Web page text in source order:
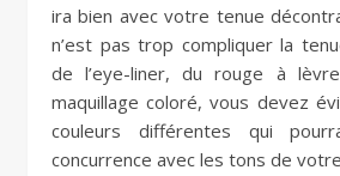
ira bien avec votre tenue
n’est pas trop compliquer la
de l’eye-liner, du rouge à
maquillage coloré, vous devez
couleurs différentes qui
concurrence avec les tons de